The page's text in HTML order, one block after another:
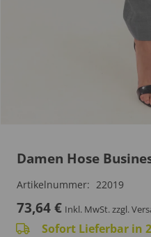
Damen Hose
Artikelnummer: 22019
73,64€ Inkl. MwSt.zzgl.
Sofort Lieferbar in